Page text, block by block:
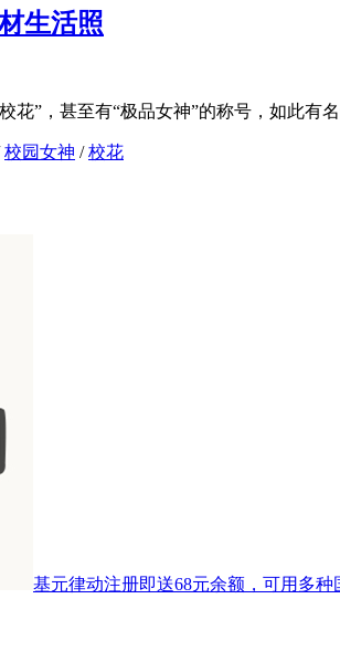
生活照
”，甚至有“极品女神”的称号，如此
校园女神 /校花
基元律动注册即送68元余额，可用多种